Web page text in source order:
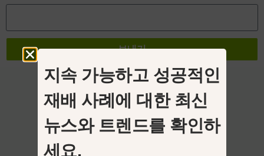
보내기
지속 가능하고 성공적인
재배 사례에 대한 최신
뉴스와 트렌드를 확인하
세요.